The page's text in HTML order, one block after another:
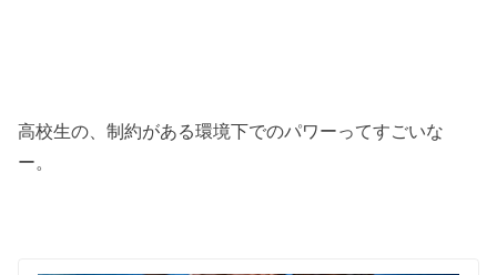
高校生の、制約がある環境下でのパワーってすごいな
ー。